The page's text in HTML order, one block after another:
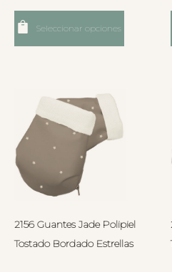
Seleccionar opciones
2156 Guantes Jade Polipiel
Tostado Bordado Estrellas